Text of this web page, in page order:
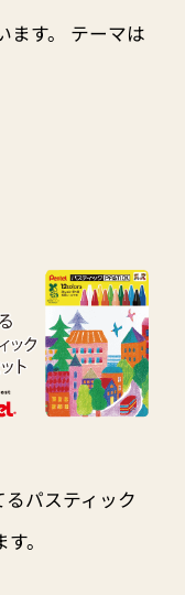
ます。 テーマは
パスティック
。